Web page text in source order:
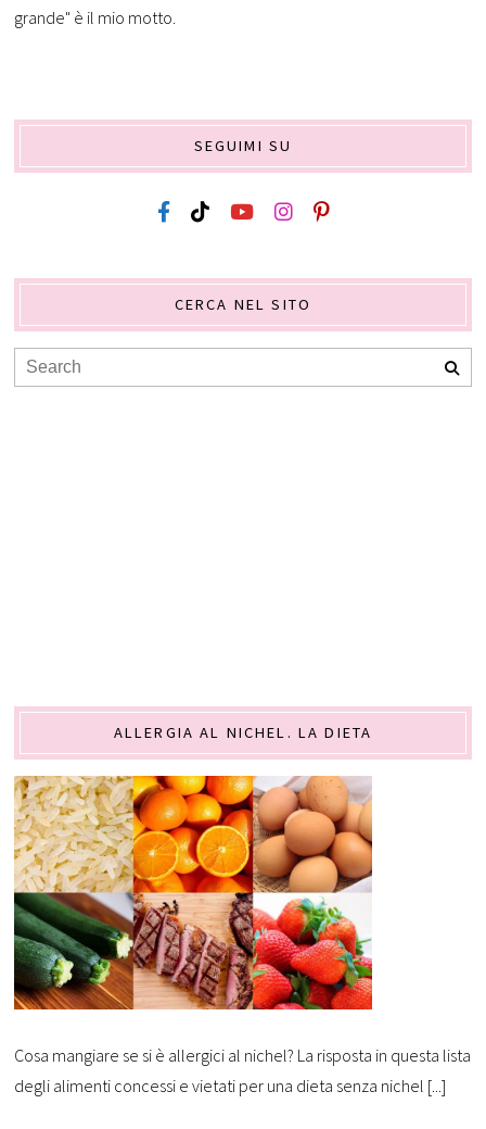
grande" è il mio motto.
SEGUIMI SU
CERCA NEL SITO
ALLERGIA AL NICHEL. LA DIETA
Cosa mangiare se si è allergici al nichel? La risposta in questa lista
degli alimenti concessi e vietati per una dieta senza nichel [...]